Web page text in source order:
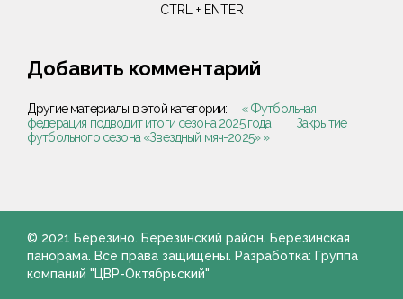
CTRL + ENTER
Добавить комментарий
Другие материалы в этой категории:
« Футбольная
федерация подводит итоги сезона 2025 года
Закрытие
футбольного сезона «Звездный мяч-2025» »
© 2021 Березино. Березинский район. Березинская
панорама. Все права защищены. Разработка: Группа
компаний "ЦВР-Октябрьский"